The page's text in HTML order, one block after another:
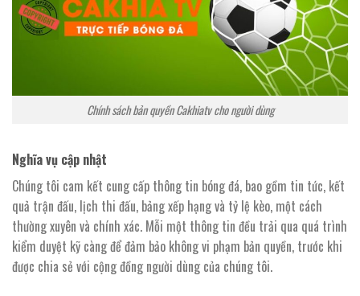
Chính sách bản quyền Cakhiatv cho người dùng
Nghĩa vụ cập nhật
Chúng tôi cam kết cung cấp thông tin bóng đá, bao gồm tin tức, kết
quả trận đấu, lịch thi đấu, bảng xếp hạng và tỷ lệ kèo, một cách
thường xuyên và chính xác. Mỗi một thông tin đều trải qua quá trình
kiểm duyệt kỹ càng để đảm bảo không vi phạm bản quyền, trước khi
được chia sẻ với cộng đồng người dùng của chúng tôi.